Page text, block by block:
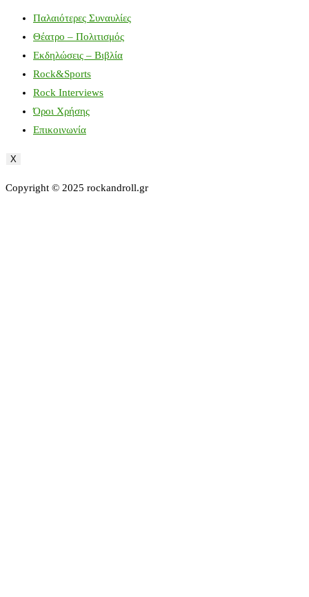
Παλαιότερες Συναυλίες
Θέατρο – Πολιτισμός
Εκδηλώσεις – Βιβλία
Rock&Sports
Rock Interviews
Όροι Χρήσης
Επικοινωνία
X
Copyright © 2025 rockandroll.gr